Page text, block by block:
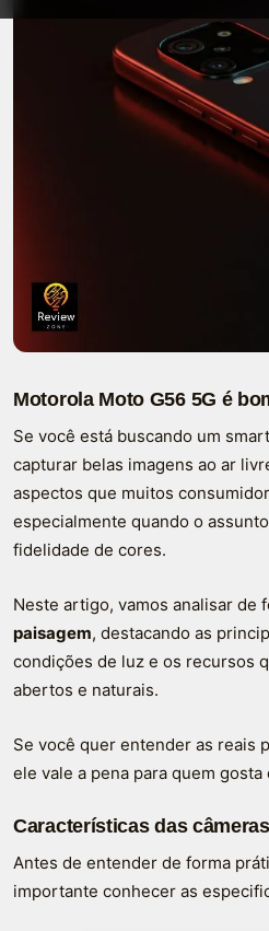
Motorola Moto G56 5G é
Se você está buscando um
capturar belas imagens ao ar
aspectos que muitos
especialmente quando o
fidelidade de cores.
Neste artigo, vamos analisar de
paisagem, destacando as
condições de luz e os recursos
abertos e naturais.
Se você quer entender as reais
ele vale a pena para quem
Características das
Antes de entender de forma
importante conhecer as